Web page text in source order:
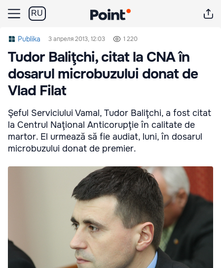
RU
Publika 3 апреля 2013, 12:03 1 220
Tudor Baliţchi, citat la CNA în
dosarul microbuzului donat de
Vlad Filat
Şeful Serviciului Vamal, Tudor Baliţchi, a fost citat
la Centrul Naţional Anticorupţie în calitate de
martor. El urmează să fie audiat, luni, în dosarul
microbuzului donat de premier.